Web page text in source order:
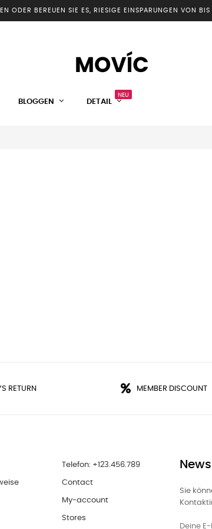
ODER BEREUEN SIE ES, RIESIGE EINSPARUNGEN VON BIS
BLOGGEN DETAIL
NEU
RETURN MEMBER DISCOUNT
Telefon: +123.456.789
Contact
My-account
Stores
Sie